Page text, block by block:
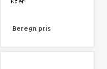
Køler
Beregn pris